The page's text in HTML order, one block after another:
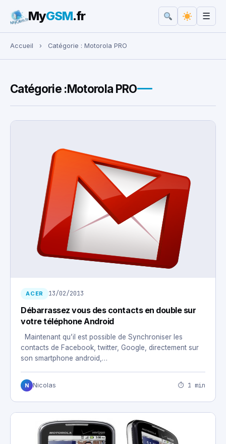
Rechercher :
MyGSM.fr ☰
Accueil › Catégorie : Motorola PRO
Catégorie :Motorola PRO
ACER 13/02/2013
Débarrassez vous des contacts en double sur
votre téléphone Android
Maintenant qu’il est possible de Synchroniser les
contacts de Facebook, twitter, Google, directement sur
son smartphone android,…
N Nicolas ⏱ 1 min